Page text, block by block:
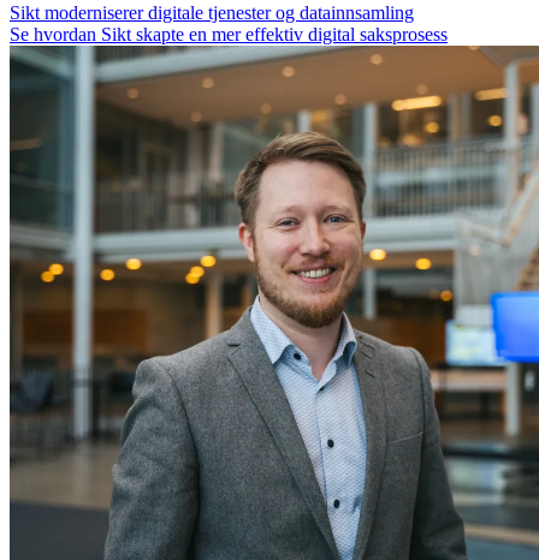
Sikt moderniserer digitale tjenester og datainnsamling
Se hvordan Sikt skapte en mer effektiv digital saksprosess